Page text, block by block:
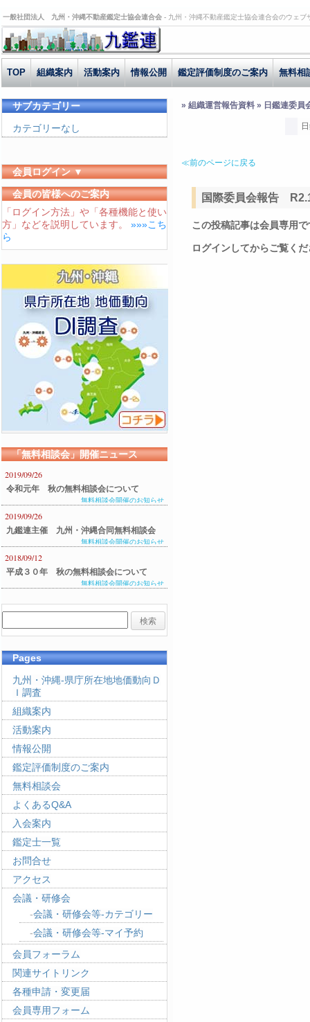
一般社団法人 九州・沖縄不動産鑑定士協会連合会 - 九州・沖縄不動産鑑定士協会連合会のウェ
TOP 組織案内 活動案内 情報公開 鑑定評価制度のご案内 無料相
» 組織運営報告資料 » 日鑑連委員
≪前のページに戻る
国際委員会報告
この投稿記事は会員専用
ログインしてからご覧く
サブカテゴリー
カテゴリーなし
会員ログイン ▼
ユーザーID
パスワード
会員の皆様へのご案内
「ログイン方法」や「各種機能と使い
方」などを説明しています。 »»»こち
ら
「無料相談会」開催ニュース
2019/09/26
令和元年 秋の無料相談会について
無料相談会開催のお知らせ
2019/09/26
九鑑連主催 九州・沖縄合同無料相談会
のご案内
無料相談会開催のお知らせ
2018/09/12
平成３０年 秋の無料相談会について
無料相談会開催のお知らせ
Pages
九州・沖縄-県庁所在地地価動向Ｄ
Ｉ調査
組織案内
活動案内
情報公開
鑑定評価制度のご案内
無料相談会
よくあるQ&A
入会案内
鑑定士一覧
お問合せ
アクセス
会議・研修会
会議・研修会等-カテゴリー
会議・研修会等-マイ予約
会員フォーラム
関連サイトリンク
各種申請・変更届
会員専用フォーム